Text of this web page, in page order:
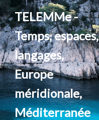
TELEMMe -
Temps, espaces,
langages,
Europe
méridionale,
Méditerranée